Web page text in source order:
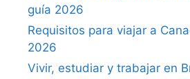
guía 2026
Requisitos para viajar a
2026
Vivir, estudiar y trabajar en